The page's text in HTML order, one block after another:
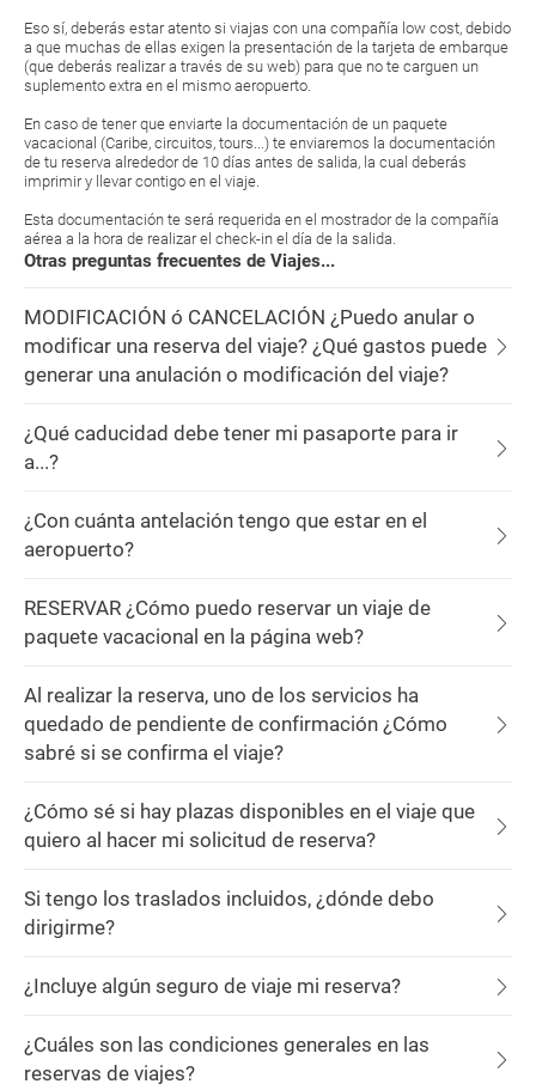
Eso sí, deberás estar atento si viajas con una compañía low cost, debido
a que muchas de ellas exigen la presentación de la tarjeta de embarque
(que deberás realizar a través de su web) para que no te carguen un
suplemento extra en el mismo aeropuerto.
En caso de tener que enviarte la documentación de un paquete
vacacional (Caribe, circuitos, tours...) te enviaremos la documentación
de tu reserva alrededor de 10 días antes de salida, la cual deberás
imprimir y llevar contigo en el viaje.
Esta documentación te será requerida en el mostrador de la compañía
aérea a la hora de realizar el check-in el día de la salida.
Otras preguntas frecuentes de Viajes...
MODIFICACIÓN ó CANCELACIÓN ¿Puedo anular o
modificar una reserva del viaje? ¿Qué gastos puede
generar una anulación o modificación del viaje?
¿Qué caducidad debe tener mi pasaporte para ir
a...?
¿Con cuánta antelación tengo que estar en el
aeropuerto?
RESERVAR ¿Cómo puedo reservar un viaje de
paquete vacacional en la página web?
Al realizar la reserva, uno de los servicios ha
quedado de pendiente de confirmación ¿Cómo
sabré si se confirma el viaje?
¿Cómo sé si hay plazas disponibles en el viaje que
quiero al hacer mi solicitud de reserva?
Si tengo los traslados incluidos, ¿dónde debo
dirigirme?
¿Incluye algún seguro de viaje mi reserva?
¿Cuáles son las condiciones generales en las
reservas de viajes?